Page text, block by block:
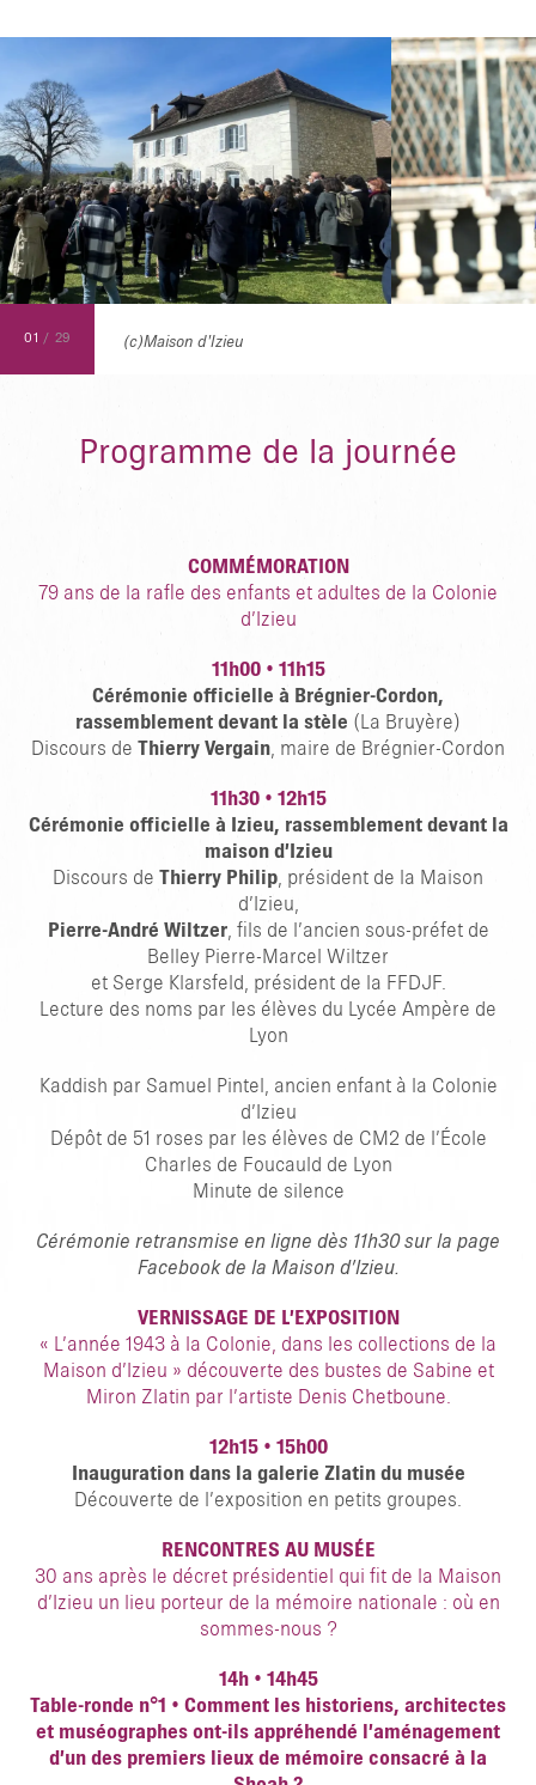
01 / 29 (c)Maison d'Izieu
Programme de la journée
COMMÉMORATION
79 ans de la rafle des enfants et adultes de la Colonie
d’Izieu
11h00• 11h15
Cérémonie officielle à Brégnier-Cordon,
rassemblement devant la stèle (La Bruyère)
Discours de Thierry Vergain, maire de Brégnier-Cordon
11h30• 12h15
Cérémonie officielle à Izieu, rassemblement devant la
maison d’Izieu
Discours de Thierry Philip, président de la Maison
d’Izieu,
Pierre-André Wiltzer, fils de l’ancien sous-préfet de
Belley Pierre-Marcel Wiltzer
et Serge Klarsfeld, président de la FFDJF.
Lecture des noms par les élèves du Lycée Ampère de
Lyon
Kaddish par Samuel Pintel, ancien enfant à la Colonie
d’Izieu
Dépôt de 51 roses par les élèves de CM2 de l’École
Charles de Foucauld de Lyon
Minute de silence
Cérémonie retransmise en ligne dès 11h30 sur la page
Facebook de la Maison d’Izieu.
VERNISSAGE DE L’EXPOSITION
« L’année 1943 à la Colonie, dans les collections de la
Maison d’Izieu » découverte des bustes de Sabine et
Miron Zlatin par l’artiste Denis Chetboune.
12h15• 15h00
Inauguration dans la galerie Zlatin du musée
Découverte de l’exposition en petits groupes.
RENCONTRES AU MUSÉE
30 ans après le décret présidentiel qui fit de la Maison
d’Izieu un lieu porteur de la mémoire nationale : où en
sommes-nous ?
14h• 14h45
Table-ronde n°1 • Comment les historiens, architectes
et muséographes ont-ils appréhendé l’aménagement
d’un des premiers lieux de mémoire consacré à la